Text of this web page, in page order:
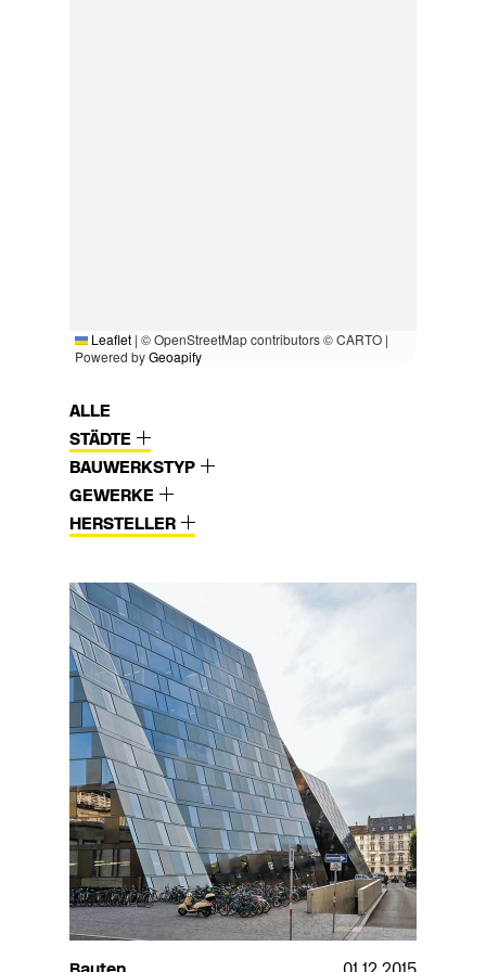
Leaflet | © OpenStreetMap contributors © CARTO |
Powered byGeoapify
ALLE
STÄDTE
BAUWERKSTYP
GEWERKE
HERSTELLER